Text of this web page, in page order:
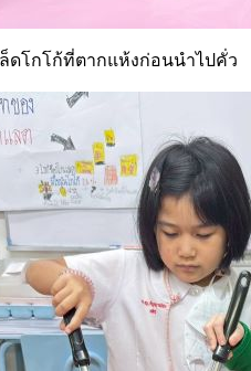
ดโกโก้ที่ตากแห้งก่อนนำไปคั่ว